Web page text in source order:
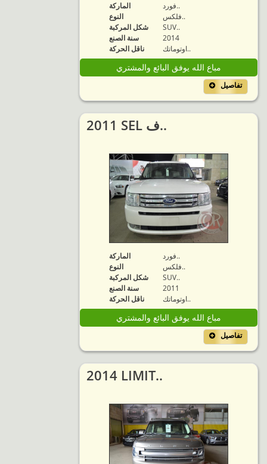
الماركة
فورد..
النوع
فلكس..
شكل المركبة
SUV..
سنة الصنع
2014
ناقل الحركة
اوتوماتك..
مباع الله يوفق البائع والمشتري
تفاصيل
2011 SEL ف..
الماركة
فورد..
النوع
فلكس..
شكل المركبة
SUV..
سنة الصنع
2011
ناقل الحركة
اوتوماتك..
مباع الله يوفق البائع والمشتري
تفاصيل
2014 LIMIT..